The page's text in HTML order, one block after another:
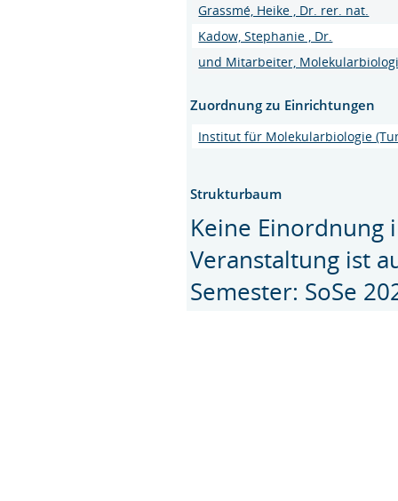
Grassmé, Heike , Dr. rer. nat.
Kadow, Stephanie , Dr.
und Mitarbeiter,
Zuordnung zu Einrichtungen
Institut für Molekularbiologie
Strukturbaum
Keine Einordnung
Veranstaltung ist
Semester: SoSe